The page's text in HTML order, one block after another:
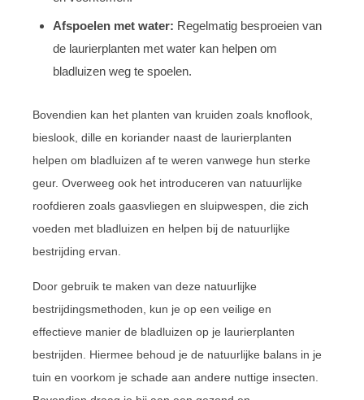
Afspoelen met water: Regelmatig besproeien van
de laurierplanten met water kan helpen om
bladluizen weg te spoelen.
Bovendien kan het planten van kruiden zoals knoflook,
bieslook, dille en koriander naast de laurierplanten
helpen om bladluizen af te weren vanwege hun sterke
geur. Overweeg ook het introduceren van natuurlijke
roofdieren zoals gaasvliegen en sluipwespen, die zich
voeden met bladluizen en helpen bij de natuurlijke
bestrijding ervan.
Door gebruik te maken van deze natuurlijke
bestrijdingsmethoden, kun je op een veilige en
effectieve manier de bladluizen op je laurierplanten
bestrijden. Hiermee behoud je de natuurlijke balans in je
tuin en voorkom je schade aan andere nuttige insecten.